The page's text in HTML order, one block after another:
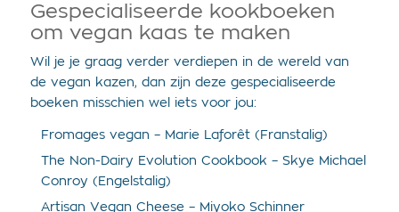
Gespecialiseerde kookboeken
om vegan kaas te maken
Wil je je graag verder verdiepen in de wereld van
de vegan kazen, dan zijn deze gespecialiseerde
boeken misschien wel iets voor jou:
Fromages vegan – Marie Laforêt (Franstalig)
The Non-Dairy Evolution Cookbook – Skye Michael
Conroy (Engelstalig)
Artisan Vegan Cheese – Miyoko Schinner